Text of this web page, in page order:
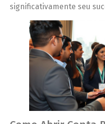
significativamente seu